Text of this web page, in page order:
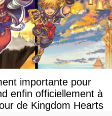
importante pour
enfin officiellement à
de Kingdom Hearts